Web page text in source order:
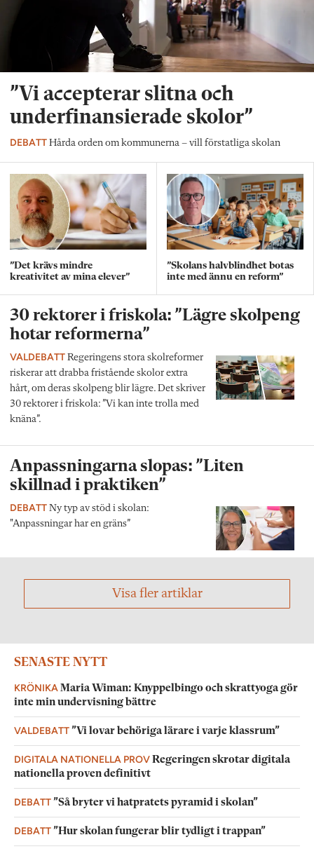
”Vi accepterar slitna och
underfinansierade skolor”
DEBATT Hårda orden om kommunerna – vill förstatliga skolan
”Det krävs mindre
kreativitet av mina elever”
”Skolans halvblindhet botas
inte med ännu en reform”
30 rektorer i friskola: ”Lägre skolpeng
hotar reformerna”
VALDEBATT Regeringens stora skolreformer
riskerar att drabba fristående skolor extra
hårt, om deras skolpeng blir lägre. Det skriver
30 rektorer i friskola: ”Vi kan inte trolla med
knäna”.
Anpassningarna slopas: ”Liten
skillnad i praktiken”
DEBATT Ny typ av stöd i skolan:
"Anpassningar har en gräns”
Visa fler artiklar
SENASTE NYTT
KRÖNIKA Maria Wiman: Knyppelbingo och skrattyoga gör
inte min undervisning bättre
VALDEBATT”Vi lovar behöriga lärare i varje klassrum”
DIGITALA NATIONELLA PROVRegeringen skrotar digitala
nationella proven definitivt
DEBATT”Så bryter vi hatpratets pyramid i skolan”
DEBATT”Hur skolan fungerar blir tydligt i trappan”